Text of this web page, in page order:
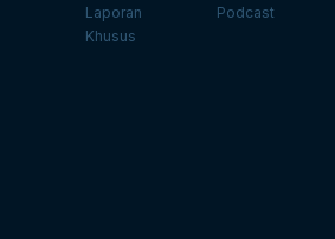
Laporan
Khusus
Podcast